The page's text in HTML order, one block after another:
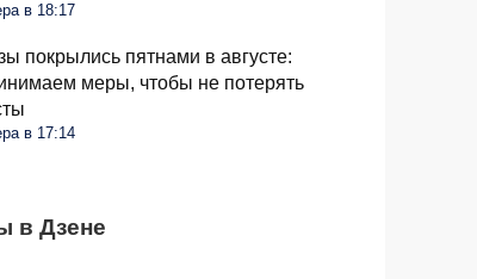
в 18:17
покрылись пятнами в августе:
меры, чтобы не потерять
в 17:14
в Дзене
общение с гаишником неминуемо
к конфликту: рассказал юрист
ли пассажир с верхней полки
больше не прыгает по полу как